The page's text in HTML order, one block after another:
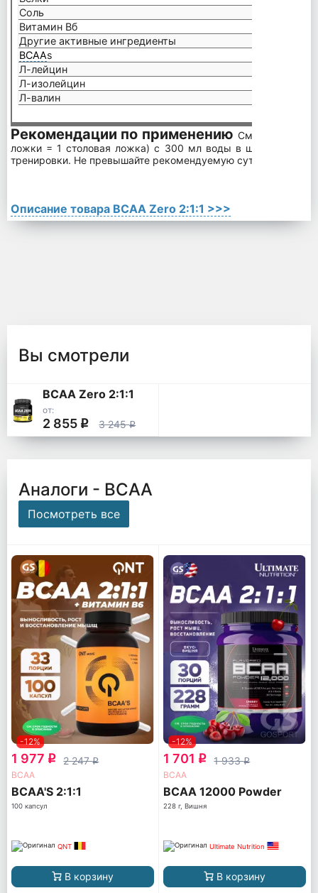
Соль
Витамин Вб
Другие активные ингредиенты
ВСААs
Л-лейцин
Л-изолейцин
Л-валин
Рекомендации по применению Смешайте
ложки = 1 столовая ложка) с 300 мл воды в шейкере.
тренировки. Не превышайте рекомендуемую суточную дозу.
Описание товара BCAA Zero 2:1:1 >>>
Вы смотрели
BCAA Zero 2:1:1
от:
2 855 q 3 245q
Аналоги - ВСАА
Посмотреть все
-12%
1 977 q 2 247q
ВСАА
BCAA'S 2:1:1
100 капсул
QNT
В корзину
-12%
1 701 q 1 933q
ВСАА
BCAA 12000 Powder
228 г, Вишня
Ultimate Nutrition
В корзину